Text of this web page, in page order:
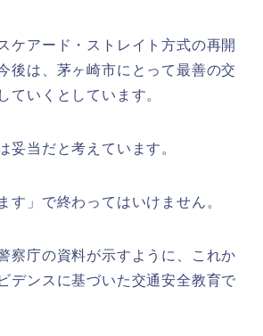
ケアード・ストレイト方式の再開
後は、茅ヶ崎市にとって最善の交
ていくとしています。
妥当だと考えています。
す」で終わってはいけません。
察庁の資料が示すように、これか
デンスに基づいた交通安全教育で